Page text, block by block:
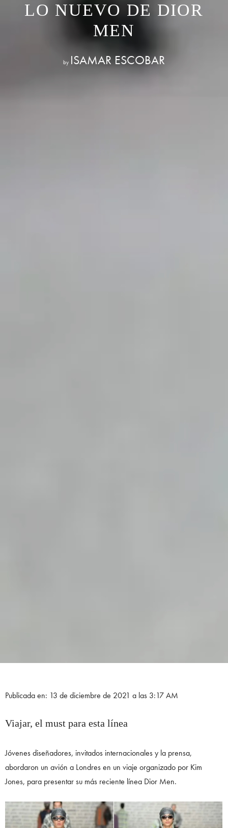
LO NUEVO DE DIOR
MEN
by ISAMAR ESCOBAR
Publicada en: 13 de diciembre de 2021 a las 3:17 AM
Viajar, el must para esta línea
Jóvenes diseñadores, invitados internacionales y la prensa,
abordaron un avión a Londres en un viaje organizado por Kim
Jones, para presentar su más reciente línea Dior Men.